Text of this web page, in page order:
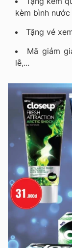
kèm bình
Tặng vé
Mã giảm
lễ,...